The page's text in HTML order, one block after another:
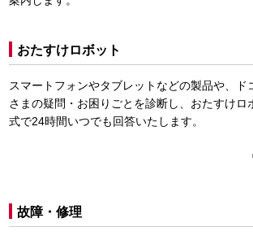
おたすけロボット
スマートフォンやタブレットなどの製品や、ド
さまの疑問・お困りごとを診断し、おたすけロ
式で24時間いつでも回答いたします。
故障・修理